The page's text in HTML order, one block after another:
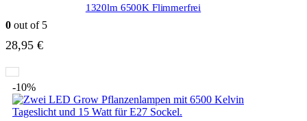
1320lm 6500K Flimmerfrei
0 out of 5
28,95 €
-10%